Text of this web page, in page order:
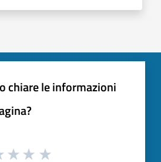
chiare le informazioni